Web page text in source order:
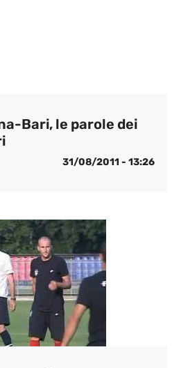
Bari, le parole dei
31/08/2011 - 13:26